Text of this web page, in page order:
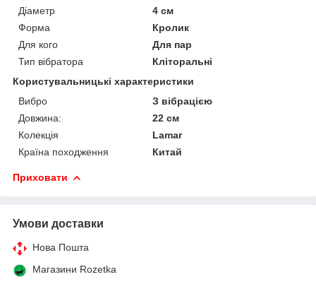
Діаметр
4 см
Форма
Кролик
Для кого
Для пар
Тип вібратора
Кліторальні
Користувальницькі характеристики
Вибро
З вібрацією
Довжина:
22 cм
Колекція
Lamar
Країна походження
Китай
Приховати
Умови доставки
Нова Пошта
Магазини Rozetka